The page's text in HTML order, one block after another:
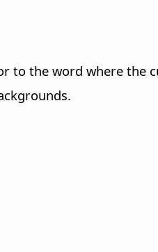
to the word where the